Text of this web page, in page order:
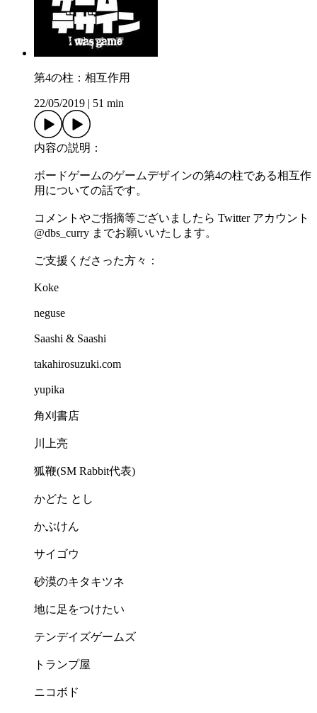
第4の柱：相互作用
22/05/2019 51 min
内容の説明：
ボードゲームのゲームデザインの第4の柱である相互作
用についての話です。
コメントやご指摘等ございましたら Twitter アカウント
@dbs_curry までお願いいたします。
ご支援くださった方々：
Koke
neguse
Saashi & Saashi
takahirosuzuki.com
yupika
角刈書店
川上亮
狐鞭(SM Rabbit代表)
かどた とし
かぶけん
サイゴウ
砂漠のキタキツネ
地に足をつけたい
テンデイズゲームズ
トランプ屋
ニコボド